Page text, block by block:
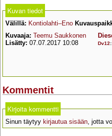
Kuvan tiedot
Välillä: Kontiolahti–Eno
Kuvaaja: Teemu Saukkonen
Lisätty: 07.07.2017 10:08 Dv12:
Kommentit
Kirjoita kommentti
Sinun täytyy kirjautua sisään, jotta